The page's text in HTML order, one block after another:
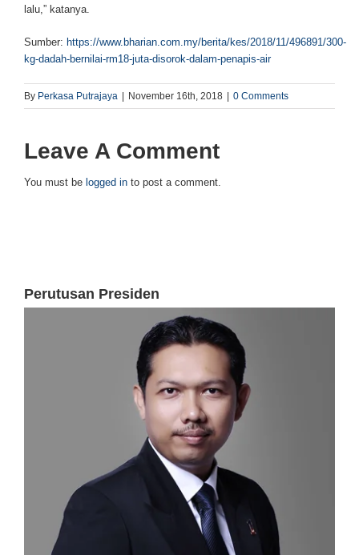
lalu,” katanya.
Sumber: https://www.bharian.com.my/berita/kes/2018/11/496891/300-
kg-dadah-bernilai-rm18-juta-disorok-dalam-penapis-air
By Perkasa Putrajaya | November 16th, 2018 | 0 Comments
Leave A Comment
You must be logged in to post a comment.
Perutusan Presiden